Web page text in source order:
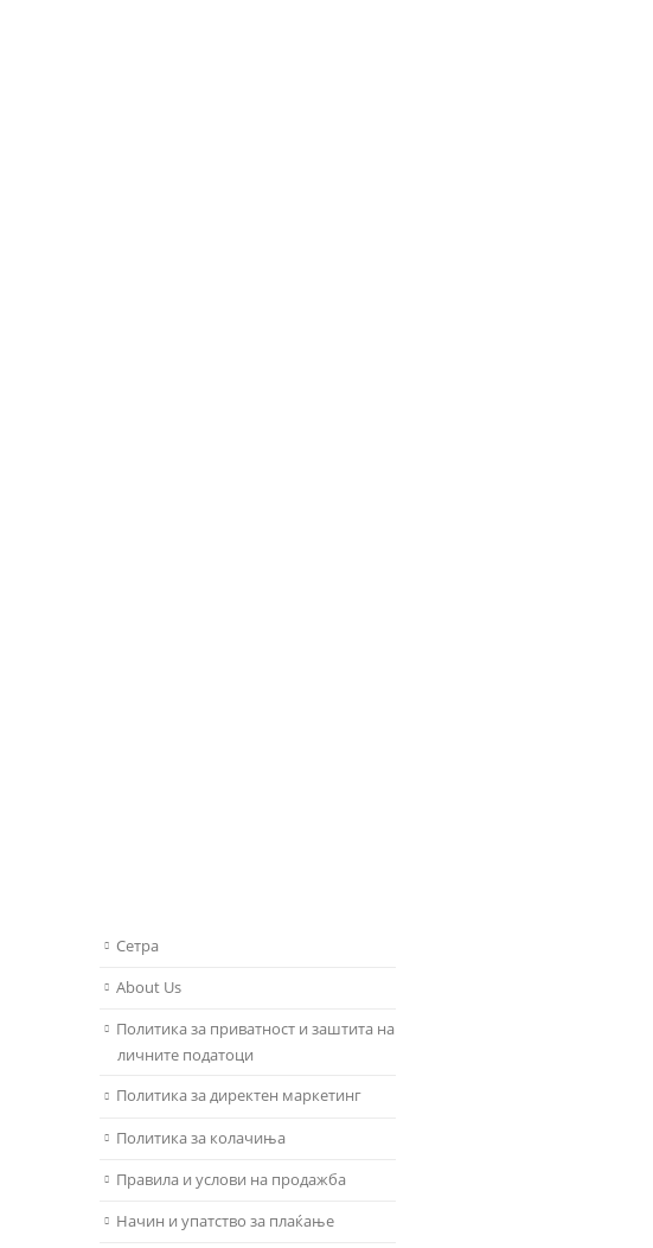
Сетра
About Us
Политика за приватност и заштита на
личните податоци
Политика за директен маркетинг
Политика за колачиња
Правила и услови на продажба
Начин и упатство за плаќање